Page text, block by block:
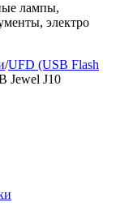
лампы,
электро
/UFD (USB Flash
Jewel J10